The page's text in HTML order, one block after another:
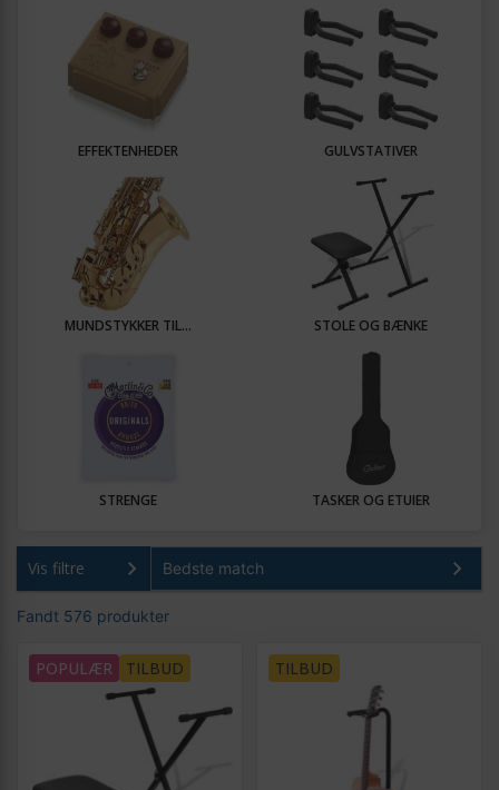
EFFEKTENHEDER GULVSTATIVER
MUNDSTYKKER TIL... STOLE OG BÆNKE
STRENGE TASKER OG ETUIER
Vis filtre
Fandt 576 produkter
POPULÆR TILBUD TILBUD